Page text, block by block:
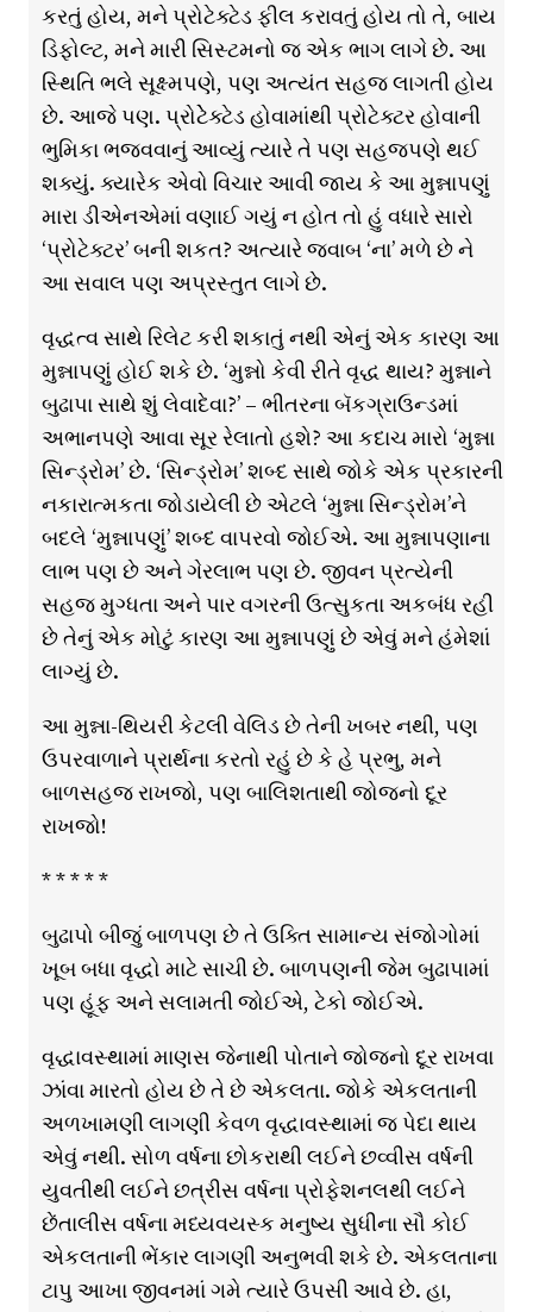
કરતું હોય, મને પ્રોટેક્ટેડ ફીલ કરાવતું હોય તો તે, બાય
ડિફોલ્ટ, મને મારી સિસ્ટમનો જ એક ભાગ લાગે છે. આ
સ્થિતિ ભલે સૂક્ષ્મપણે, પણ અત્યંત સહજ લાગતી હોય
છે. આજે પણ. પ્રોટેેક્ટેડ હોવામાંથી પ્રોટેક્ટર હોવાની
ભુમિકા ભજવવાનું આવ્યું ત્યારે તે પણ સહજપણે થઈ
શક્યું. ક્યારેક એવો વિચાર આવી જાય કે આ મુન્નાપણું
મારા ડીએનએમાં વણાઈ ગયું ન હોત તો હું વધારે સારો
‘પ્રોટેક્ટર’ બની શકત? અત્યારે જવાબ ‘ના’ મળે છે ને
આ સવાલ પણ અપ્રસ્તુત લાગે છે.
વૃદ્ધત્વ સાથે રિલેટ કરી શકાતું નથી એનું એક કારણ આ
મુન્નાપણું હોઈ શકે છે. ‘મુન્નો કેવી રીતે વૃદ્ધ થાય? મુન્નાને
બુઢાપા સાથે શું લેવાદેવા?’ – ભીતરના બૅકગ્રાઉન્ડમાં
અભાનપણે આવા સૂર રેલાતો હશે? આ કદાચ મારો ‘મુન્ના
સિન્ડ્રોમ’ છે. ‘સિન્ડ્રોમ’ શબ્દ સાથે જોકે એક પ્રકારની
નકારાત્મકતા જોડાયેલી છે એટલે ‘મુન્ના સિન્ડ્રોમ’ને
બદલે ‘મુન્નાપણું’ શબ્દ વાપરવો જોઈએ. આ મુન્નાપણાના
લાભ પણ છે અને ગેરલાભ પણ છે. જીવન પ્રત્યેની
સહજ મુગ્ધતા અને પાર વગરની ઉત્સુકતા અકબંધ રહી
છે તેનું એક મોટું કારણ આ મુન્નાપણું છે એવું મને હંમેશાં
લાગ્યું છે.
આ મુન્ના-થિયરી કેટલી વેલિડ છે તેની ખબર નથી, પણ
ઉપરવાળાને પ્રાર્થના કરતો રહું છે કે હે પ્રભુ, મને
બાળસહજ રાખજો, પણ બાલિશતાથી જોજનો દૂર
રાખજો!
* * * * *
બુઢાપો બીજું બાળપણ છે તે ઉક્તિ સામાન્ય સંજોગોમાં
ખૂબ બધા વૃદ્ધો માટે સાચી છે. બાળપણની જેમ બુઢાપામાં
પણ હૂંફ અને સલામતી જોઈએ, ટેકો જોઈએ.
વૃદ્ધાવસ્થામાં માણસ જેનાથી પોતાને જોજનો દૂર રાખવા
ઝાંવા મારતો હોય છે તે છે એકલતા. જોકે એકલતાની
અળખામણી લાગણી કેવળ વૃદ્ધાવસ્થામાં જ પેદા થાય
એવું નથી. સોળ વર્ષના છોકરાથી લઈને છવ્વીસ વર્ષની
યુવતીથી લઈને છત્રીસ વર્ષના પ્રોફેશનલથી લઈને
છેંતાલીસ વર્ષના મધ્યવયસ્ક મનુષ્ય સુધીના સૌ કોઈ
એકલતાની ભેંકાર લાગણી અનુભવી શકે છે. એકલતાના
ટાપુ આખા જીવનમાં ગમે ત્યારે ઉપસી આવે છે. હા,